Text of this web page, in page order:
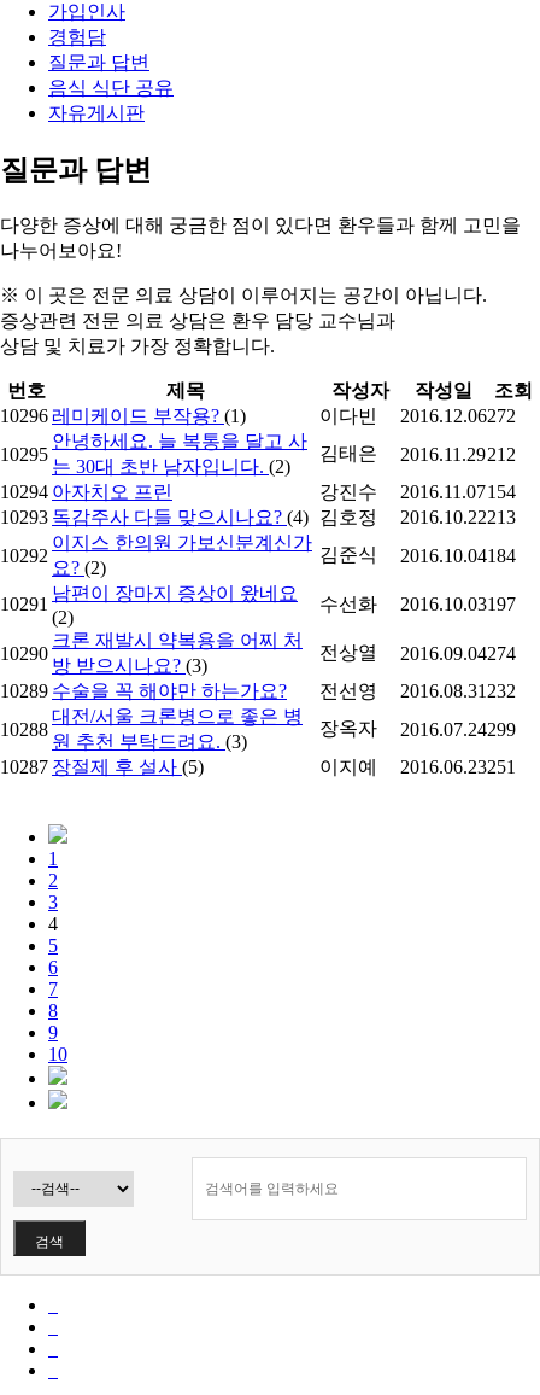
가입인사
경험담
질문과 답변
음식 식단 공유
자유게시판
질문과 답변
다양한 증상에 대해 궁금한 점이 있다면 환우들과 함께
고민을
나누어보아요!
※ 이 곳은 전문 의료 상담이 이루어지는 공간이 아닙니다.
증상관련 전문 의료 상담은 환우 담당 교수님과
상담 및 치료가 가장 정확합니다.
번호 제목 작성자 작성일
조회
10296 레미케이드 부작용? (1) 이다빈 2016.12.06272
10295
안녕하세요. 늘 복통을 달고 사
는 30대 초반 남자입니다. (2)
김태은 2016.11.29212
10294 아자치오 프린 강진수 2016.11.07154
10293 독감주사 다들 맞으시나요? (4) 김호정 2016.10.22213
10292
이지스 한의원 가보신분계신가
요? (2)
김준식 2016.10.04184
10291
남편이 장마지 증상이 왔네요
(2)
수선화 2016.10.03197
10290
크론 재발시 약복용을 어찌 처
방 받으시나요? (3)
전상열 2016.09.04274
10289 수술을 꼭 해야만 하는가요? 전선영 2016.08.31 232
10288
대전/서울 크론병으로 좋은 병
원 추천 부탁드려요. (3)
장옥자 2016.07.24299
10287 장절제 후 설사 (5) 이지예 2016.06.23251
1
2
3
4
5
6
7
8
9
10
검색